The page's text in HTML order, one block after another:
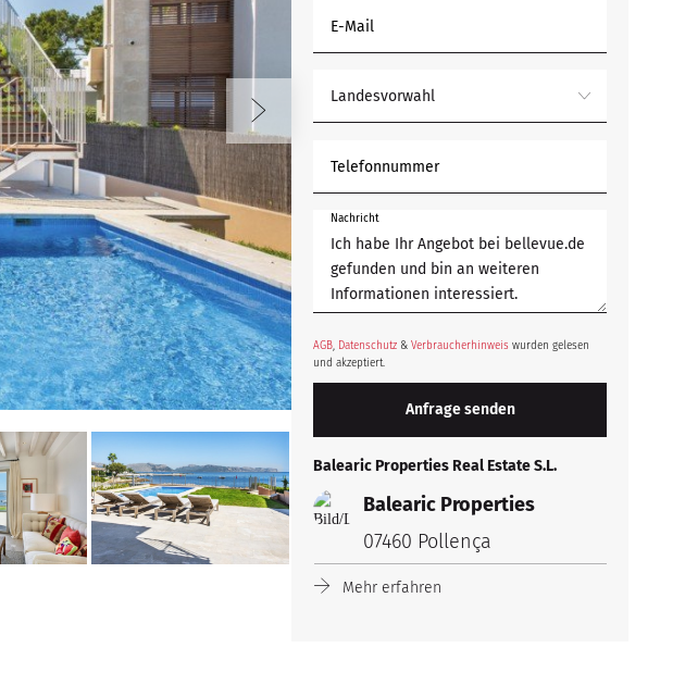
E-Mail
Landesvorwahl
Telefonnummer
Nachricht
AGB, Datenschutz & Verbraucherhinweis wurden gelesen
und akzeptiert.
Balearic Properties Real Estate S.L.
Balearic Properties
07460 Pollença
Mehr erfahren